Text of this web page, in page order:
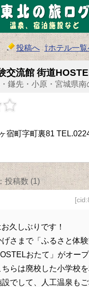
投稿へ ⇧ホテル一
交流館 街道
鎌先・小原・宮城県南
宿町字町裏81
投稿数 (1)
久しぶりです！
げさまで「ふるさと体
おたて」がオー
ちらは廃校した小学校を
設でして、人工温泉もご